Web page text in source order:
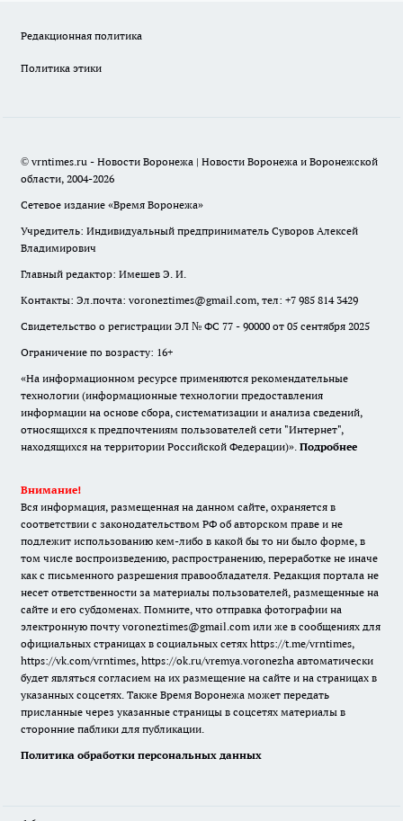
Редакционная политика
Политика этики
© vrntimes.ru - Новости Воронежа | Новости Воронежа и Воронежской
области, 2004-2026
Сетевое издание «Время Воронежа»
Учредитель: Индивидуальный предприниматель Суворов Алексей
Владимирович
Главный редактор: Имешев Э. И.
Контакты: Эл.почта: voroneztimes@gmail.com, тел: +7 985 814 3429
Свидетельство о регистрации ЭЛ № ФС 77 - 90000 от 05 сентября 2025
Ограничение по возрасту: 16+
«На информационном ресурсе применяются рекомендательные
технологии (информационные технологии предоставления
информации на основе сбора, систематизации и анализа сведений,
относящихся к предпочтениям пользователей сети "Интернет",
находящихся на территории Российской Федерации)». Подробнее
Внимание!
Вся информация, размещенная на данном сайте, охраняется в
соответствии с законодательством РФ об авторском праве и не
подлежит использованию кем-либо в какой бы то ни было форме, в
том числе воспроизведению, распространению, переработке не иначе
как с письменного разрешения правообладателя. Редакция портала не
несет ответственности за материалы пользователей, размещенные на
сайте и его субдоменах. Помните, что отправка фотографии на
электронную почту voroneztimes@gmail.com или же в сообщениях для
официальных страницах в социальных сетях https://t.me/vrntimes,
https://vk.com/vrntimes, https://ok.ru/vremya.voronezha автоматически
будет являться согласием на их размещение на сайте и на страницах в
указанных соцсетях. Также Время Воронежа может передать
присланные через указанные страницы в соцсетях материалы в
сторонние паблики для публикации.
Политика обработки персональных данных